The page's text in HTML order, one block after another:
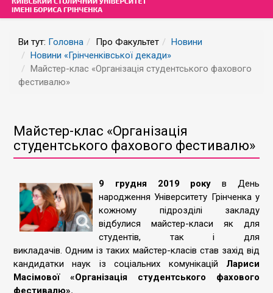
Ви тут: Головна Про Факультет
Новини
Новини «Грінченківської декади»
Майстер-клас «Організація студентського фахового
фестивалю»
Майстер-клас «Організація
студентського фахового фестивалю»
9 грудня 2019 року в День
народження Університету Грінченка у
кожному підрозділі закладу
відбулися майстер-класи як для
студентів, так і для
викладачів. Одним із таких майстер-класів став захід від
кандидатки наук із соціальних комунікацій Лариси
Масімової «Організація студентського фахового
фестивалю».